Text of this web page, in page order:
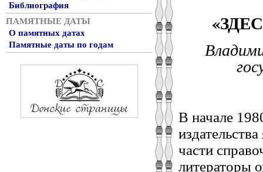
Библиография
ПАМЯТНЫЕ ДАТЫ
О памятных датах
Памятные даты по годам
В начале
части
литераторы